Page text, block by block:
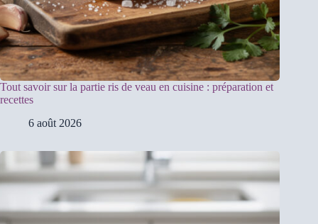
Tout savoir sur la partie ris de veau en cuisine : préparation et
recettes
6 août 2026